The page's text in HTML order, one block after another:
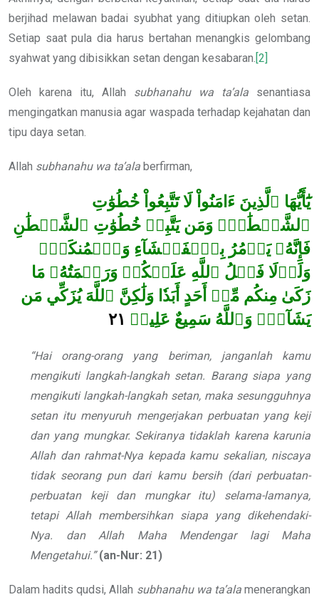
berjihad melawan badai syubhat yang ditiupkan oleh setan.
Setiap saat pula dia harus bertahan menangkis gelombang
syahwat yang dibisikkan setan dengan kesabaran. [2]
Oleh karena itu, Allah subhanahu wa ta’ala senantiasa
mengingatkan manusia agar waspada terhadap kejahatan dan
tipu daya setan.
Allah subhanahu wa ta’ala berfirman,
يَٰٓأَيُّهَا ٱلَّذِينَ ءَامَنُواْ لَا تَتَّبِعُواْ خُطُوَٰتِ
ٱلشَّيۡطَٰنِۚ وَمَن يَتَّبِعۡ خُطُوَٰتِ ٱلشَّيۡطَٰنِ
فَإِنَّهُۥ يَأۡمُرُ بِٱلۡفَحۡشَآءِ وَٱلۡمُنكَرِۚ
وَلَوۡلَا فَضۡلُ ٱللَّهِ عَلَيۡكُمۡ وَرَحۡمَتُهُۥ مَا
زَكَىٰ مِنكُم مِّنۡ أَحَدٍ أَبَدٗا وَلَٰكِنَّ ٱللَّهَ يُزَكِّي مَن
يَشَآءُۗ وَٱللَّهُ سَمِيعٌ عَلِيمٞ
“Hai orang-orang yang beriman, janganlah kamu
mengikuti langkah-langkah setan. Barang siapa yang
mengikuti langkah-langkah setan, maka sesungguhnya
setan itu menyuruh mengerjakan perbuatan yang keji
dan yang mungkar. Sekiranya tidaklah karena karunia
Allah dan rahmat-Nya kepada kamu sekalian, niscaya
tidak seorang pun dari kamu bersih (dari perbuatan-
perbuatan keji dan mungkar itu) selama-lamanya,
tetapi Allah membersihkan siapa yang dikehendaki-
Nya. dan Allah Maha Mendengar lagi Maha
Mengetahui.”(an-Nur: 21)
Dalam hadits qudsi, Allah subhanahu wa ta’alamenerangkan